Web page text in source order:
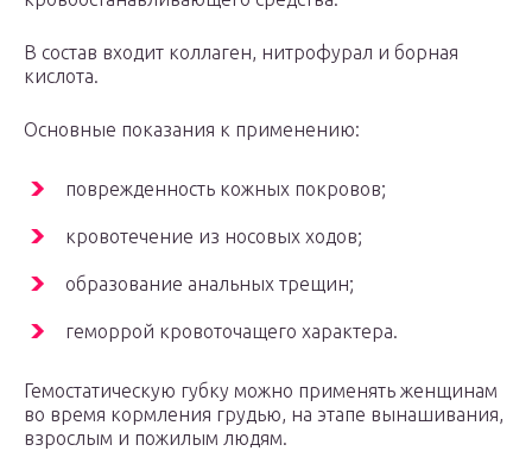
В состав входит коллаген, нитрофурал и борная
кислота.
Основные показания к применению:
поврежденность кожных покровов;
кровотечение из носовых ходов;
образование анальных трещин;
геморрой кровоточащего характера.
Гемостатическую губку можно применять женщинам
во время кормления грудью, на этапе вынашивания,
взрослым и пожилым людям.